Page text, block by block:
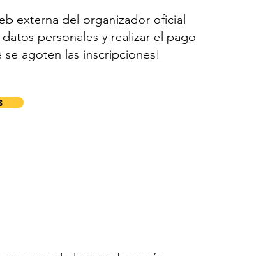
externa del organizador oficial
personales y realizar el pago
se agoten las inscripciones!